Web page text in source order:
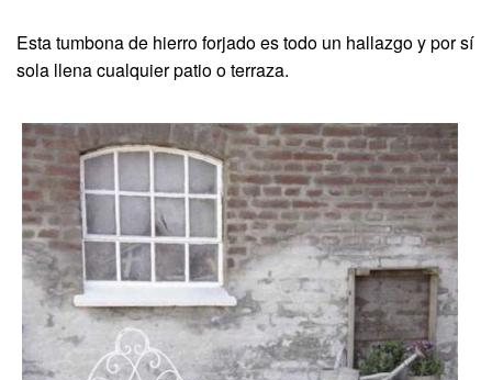
Esta tumbona de hierro forjado es todo un hallazgo y por sí
sola llena cualquier patio o terraza.